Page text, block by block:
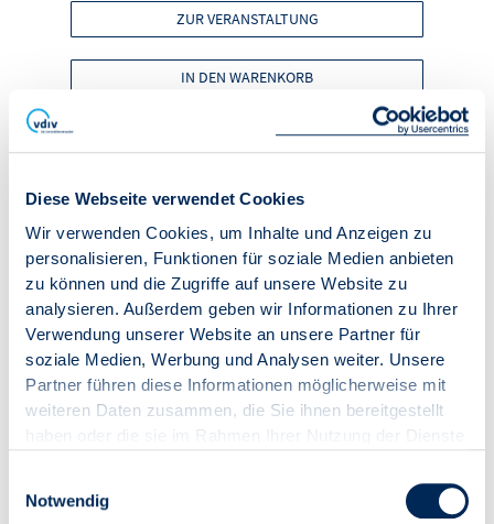
Diese Webseite verwendet Cookies
Wir verwenden Cookies, um Inhalte und Anzeigen zu
personalisieren, Funktionen für soziale Medien anbieten
zu können und die Zugriffe auf unsere Website zu
analysieren. Außerdem geben wir Informationen zu Ihrer
Verwendung unserer Website an unsere Partner für
soziale Medien, Werbung und Analysen weiter. Unsere
Partner führen diese Informationen möglicherweise mit
weiteren Daten zusammen, die Sie ihnen bereitgestellt
haben oder die sie im Rahmen Ihrer Nutzung der Dienste
Notwendig
ZUR VERANSTALTUNG
IN DEN WARENKORB
Online-Seminar
"Crashkurs WEG-
Verwalter - Teil 1"
Seminarnummer
26019
Referentin
Walburga Egle
Datum (Zeitraum)
01.09.2026 (10:00 - 11:30
Uhr)
online
Teilnahmegebühr Nicht-